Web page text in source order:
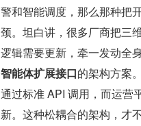
警和智能调度，那么那种把
颈。坦白讲，很多厂商把三
逻辑需要更新，牵一发动全
智能体扩展接口的架构方案
通过标准 API 调用，而运营
新。这种松耦合的架构，才